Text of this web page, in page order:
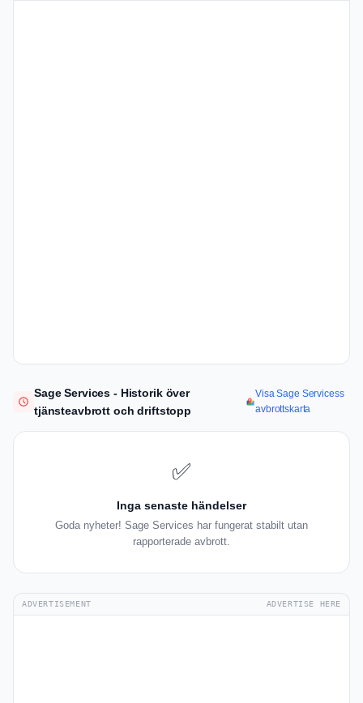
Sage Services - Historik över
tjänsteavbrott och driftstopp
Visa Sage Servicess
avbrottskarta
✅
Inga senaste händelser
Goda nyheter! Sage Services har fungerat stabilt utan
rapporterade avbrott.
ADVERTISEMENT ADVERTISE HERE